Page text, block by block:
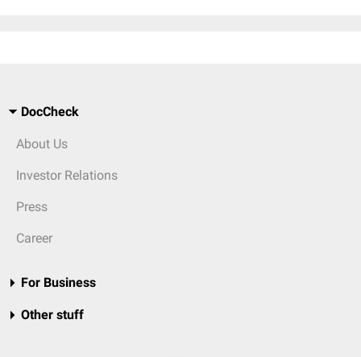
DocCheck
About Us
Investor Relations
Press
Career
For Business
Other stuff